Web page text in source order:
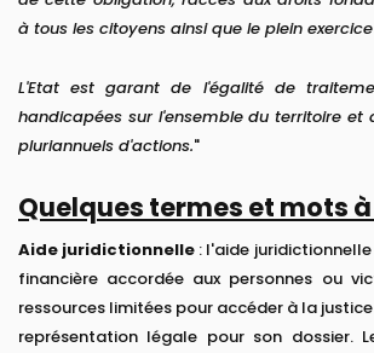
à tous les citoyens ainsi que le plein
L'Etat est garant de l'égalité de
handicapées sur l'ensemble du territoire et
pluriannuels d'actions."
Quelques termes et mots
Aide juridictionnelle : l'aide
financière accordée aux personnes ou
ressources limitées pour accéder à la
représentation légale pour son dossier.